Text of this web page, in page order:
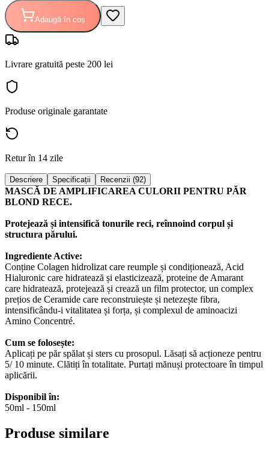
Adaugă în coș
Livrare gratuită peste 200 lei
Produse originale garantate
Retur în 14 zile
Descriere Specificații Recenzii (92)
MASCĂ DE AMPLIFICAREA CULORII PENTRU PĂR
BLOND RECE.
Protejează și intensifică tonurile reci, reînnoind corpul și
structura părului.
Ingrediente Active:
Conține Colagen hidrolizat care reumple și condiționează, Acid
Hialuronic care hidratează și elasticizează, proteine de Amarant
care hidratează, protejează și crează un film protector, un complex
prețios de Ceramide care reconstruiește și netezește fibra,
intensificându-i vitalitatea și forța, și complexul de aminoacizi
Amino Concentré.
Cum se folosește:
Aplicați pe păr spălat și sters cu prosopul. Lăsați să acționeze pentru
5/ 10 minute. Clătiți în totalitate. Purtați mănuși protectoare în timpul
aplicării.
Disponibil în:
50ml - 150ml
Produse similare